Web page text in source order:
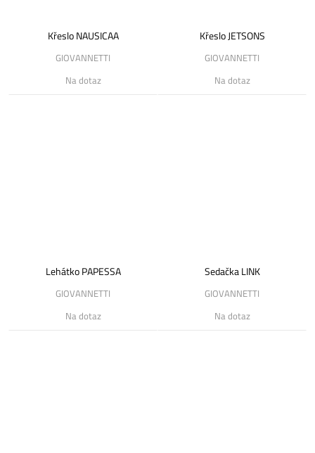
Křeslo NAUSICAA
GIOVANNETTI
Na dotaz
Křeslo JETSONS
GIOVANNETTI
Na dotaz
Lehátko PAPESSA
GIOVANNETTI
Na dotaz
Sedačka LINK
GIOVANNETTI
Na dotaz